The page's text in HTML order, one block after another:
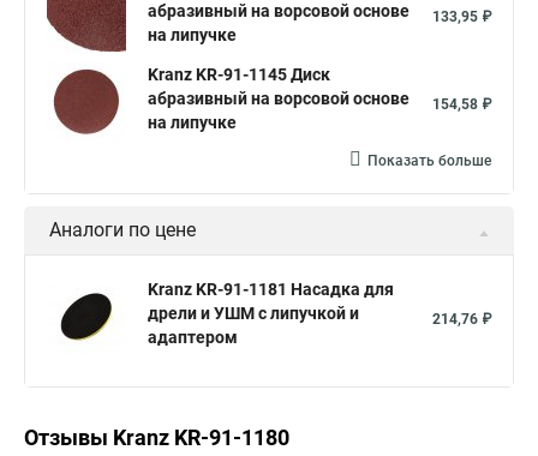
абразивный на ворсовой основе
на липучке
133,95 ₽
Kranz KR-91-1145 Диск
абразивный на ворсовой основе
на липучке
154,58 ₽
Показать больше
Аналоги по цене
Kranz KR-91-1181 Насадка для
дрели и УШМ с липучкой и
адаптером
214,76 ₽
Отзывы Kranz KR-91-1180